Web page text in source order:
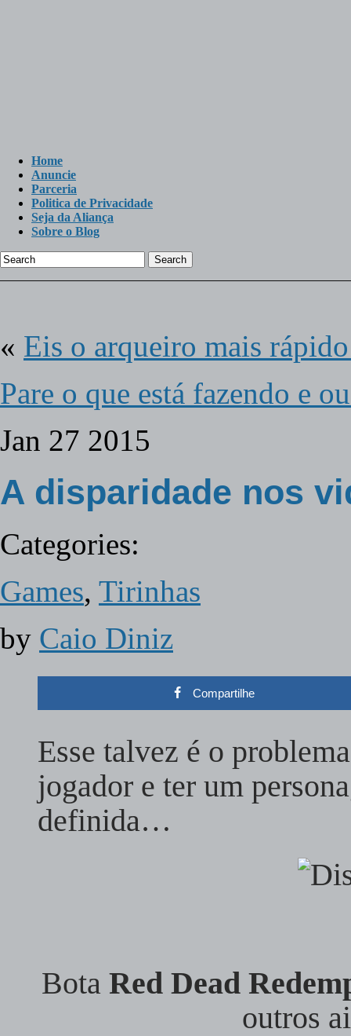
Home
Anuncie
Parceria
Politica de Privacidade
Seja da Aliança
Sobre o Blog
Search
« Eis o arqueiro mais
Pare o que está fazendo e
Jan 27 2015
A disparidade nos
Categories:
Games, Tirinhas
by Caio Diniz
Compartilhe
Esse talvez é o
jogador e ter um
definida…
Bota Red Dead
outros